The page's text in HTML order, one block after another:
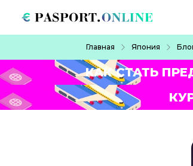
Главная Япония
КАК СТАТЬ